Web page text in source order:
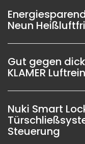
Neun
Gut gegen
KLAMER
Nuki Smart
Steuerung